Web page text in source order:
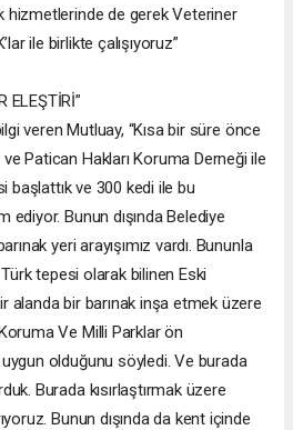
hizmetlerinde de gerek Veteriner
ile birlikte çalışıyoruz”
ELEŞTİRİ”
veren Mutluay, “Kısa bir süre önce
Patican Hakları Koruma Derneği ile
başlattık ve 300 kedi ile bu
ediyor. Bunun dışında Belediye
yeri arayışımız vardı. Bununla
tepesi olarak bilinen Eski
alanda bir barınak inşa etmek üzere
Ve Milli Parklar ön
uygun olduğunu söyledi. Ve burada
Burada kısırlaştırmak üzere
Bunun dışında da kent içinde